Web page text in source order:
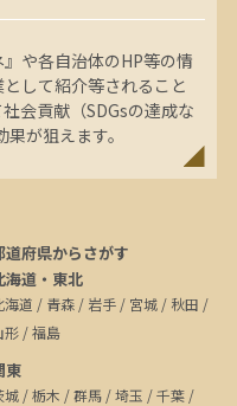
や各自治体のHP等の情
して紹介等されること
会貢献（SDGsの達成な
が狙えます。
道府県からさがす
海道・東北
海道 / 青森 / 岩手 / 宮城 / 秋田 /
形 /福島
東
城 /栃木 /群馬 /埼玉 /千葉 /